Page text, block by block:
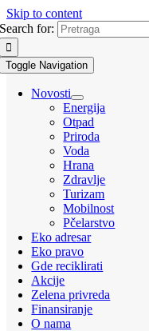
Skip to content
Search for:
Toggle Navigation
Novosti
Energija
Otpad
Priroda
Voda
Hrana
Zdravlje
Turizam
Mobilnost
Pčelarstvo
Eko adresar
Eko pravo
Gde reciklirati
Akcije
Zelena privreda
Finansiranje
O nama